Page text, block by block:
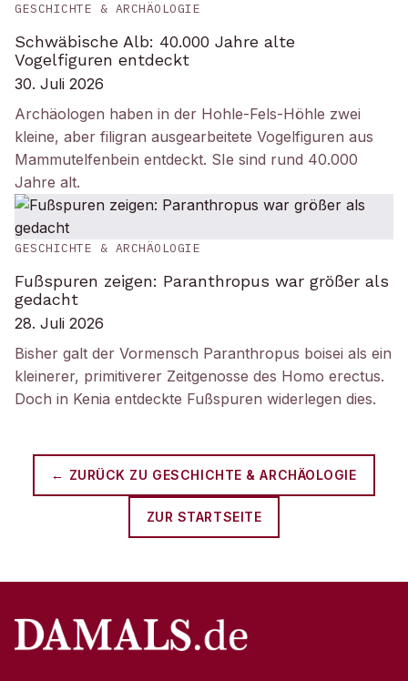
GESCHICHTE & ARCHÄOLOGIE
Schwäbische Alb: 40.000 Jahre alte
Vogelfiguren entdeckt
30. Juli 2026
Archäologen haben in der Hohle-Fels-Höhle zwei
kleine, aber filigran ausgearbeitete Vogelfiguren aus
Mammutelfenbein entdeckt. SIe sind rund 40.000
Jahre alt.
GESCHICHTE & ARCHÄOLOGIE
Fußspuren zeigen: Paranthropus war größer als
gedacht
28. Juli 2026
Bisher galt der Vormensch Paranthropus boisei als ein
kleinerer, primitiverer Zeitgenosse des Homo erectus.
Doch in Kenia entdeckte Fußspuren widerlegen dies.
← ZURÜCK ZU GESCHICHTE & ARCHÄOLOGIE
ZUR STARTSEITE